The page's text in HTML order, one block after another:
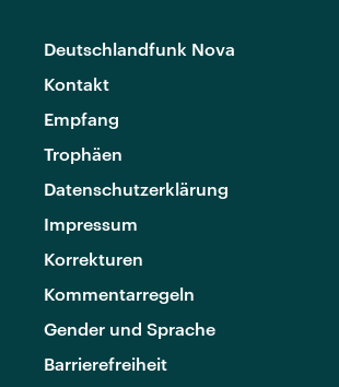
Deutschlandfunk Nova
Kontakt
Empfang
Trophäen
Datenschutzerklärung
Impressum
Korrekturen
Kommentarregeln
Gender und Sprache
Barrierefreiheit